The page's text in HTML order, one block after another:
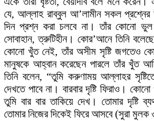
যে, আল্লাহ রাব্বুল আ’লামীন সকল প্রশ্নের
দিন প্রশ্ন করা চলবে না। তাঁর কোনো ভুল
সোবাহান, ত্রুটিহীন। কোর’আনে তিনি
কোনো খুঁত নেই, তাঁর অসীম সৃষ্টি জগতেও
মানুষকে আহ্বান করেছেন পারলে তাঁর খুঁত
তিনি বলেন, “তুমি করুণাময় আল্লাহর
দেখতে পাবে না। বারবার দৃষ্টি ফিরাও।
তুমি বার বার তাকিয়ে দেখ। তোমার দৃষ্টি
তোমার নিজের দিকেই ফিরে আসবে (সুরা